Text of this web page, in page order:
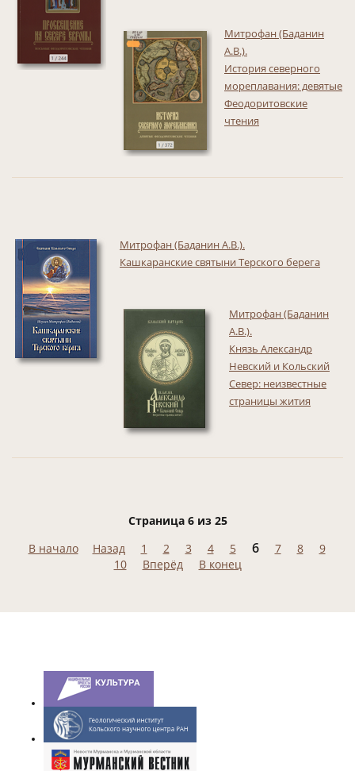
Митрофан (Баданин
А.В.).
История северного
мореплавания: девятые
Феодоритовские
чтения
Митрофан (Баданин А.В.).
Кашкаранские святыни Терского берега
Митрофан (Баданин
А.В.).
Князь Александр
Невский и Кольский
Север: неизвестные
страницы жития
Страница 6 из 25
В начало
Назад 1 2 3 4 5 6 7 8
9
10
Вперёд В конец